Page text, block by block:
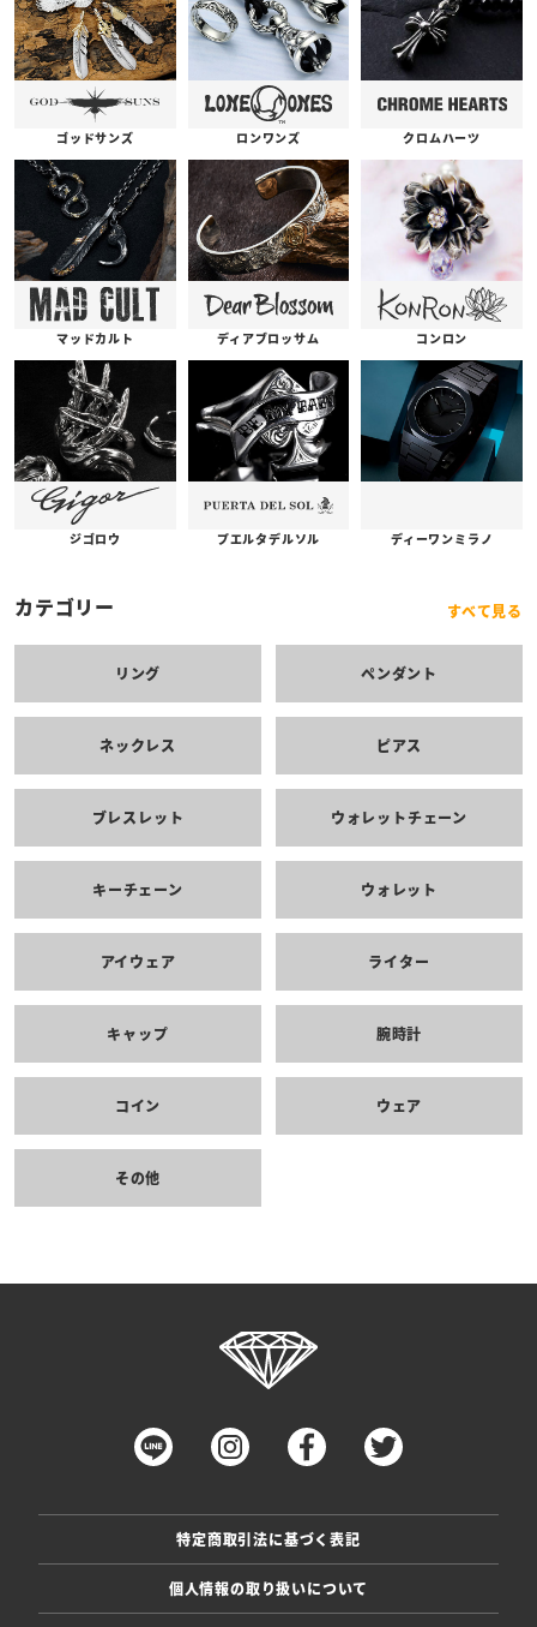
ゴッドサンズ ロンワンズ クロムハーツ
マッドカルト ディアブロッサム コンロン
ジゴロウ プエルタデルソル ディーワンミラノ
カテゴリー すべて見る
リング ペンダント
ネックレス ピアス
ブレスレット ウォレットチェーン
キーチェーン ウォレット
アイウェア ライター
キャップ 腕時計
コイン ウェア
その他
特定商取引法に基づく表記
個人情報の取り扱いについて